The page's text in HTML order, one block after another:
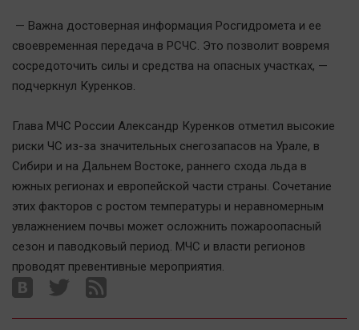
Банки
Медиаграмотность
Медицина
Спецпроект
Статистика
Челябинск космический
Другие рубрики
English version
— Важна достоверная информация Росгидромета и ее
своевременная передача в РСЧС. Это позволит вовремя
сосредоточить силы и средства на опасных участках, —
подчеркнул Куренков.
Глава МЧС России Александр Куренков отметил высокие
риски ЧС из-за значительных снегозапасов на Урале, в
Сибири и на Дальнем Востоке, раннего схода льда в
южных регионах и европейской части страны. Сочетание
этих факторов с ростом температуры и неравномерным
увлажнением почвы может осложнить пожароопасный
сезон и паводковый период. МЧС и власти регионов
проводят превентивные мероприятия.